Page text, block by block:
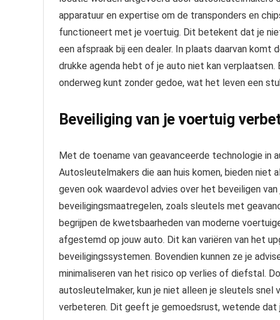
apparatuur en expertise om de transponders en
functioneert met je voertuig. Dit betekent dat je
een afspraak bij een dealer. In plaats daarvan komt
drukke agenda hebt of je auto niet kan
onderweg kunt zonder gedoe, wat het leven een
Beveiliging van je voertuig
Met de toename van geavanceerde technologie in
Autosleutelmakers die aan huis komen, bieden niet
geven ook waardevol advies over het beveiligen
beveiligingsmaatregelen, zoals sleutels met
begrijpen de kwetsbaarheden van moderne
afgestemd op jouw auto. Dit kan variëren van het
beveiligingssystemen. Bovendien kunnen ze je
minimaliseren van het risico op verlies of diefstal.
autosleutelmaker, kun je niet alleen je sleutels snel
verbeteren. Dit geeft je gemoedsrust, wetende